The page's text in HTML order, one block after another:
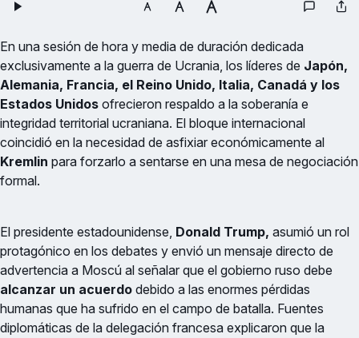
En una sesión de hora y media de duración dedicada
exclusivamente a la guerra de Ucrania, los líderes de Japón,
Alemania, Francia, el Reino Unido, Italia, Canadá y los
Estados Unidos ofrecieron respaldo a la soberanía e
integridad territorial ucraniana. El bloque internacional
coincidió en la necesidad de asfixiar económicamente al
Kremlin para forzarlo a sentarse en una mesa de negociación
formal.
El presidente estadounidense, Donald Trump, asumió un rol
protagónico en los debates y envió un mensaje directo de
advertencia a Moscú al señalar que el gobierno ruso debe
alcanzar un acuerdo debido a las enormes pérdidas
humanas que ha sufrido en el campo de batalla. Fuentes
diplomáticas de la delegación francesa explicaron que la